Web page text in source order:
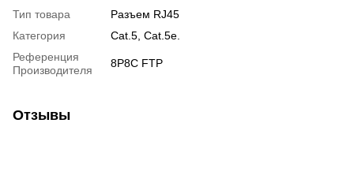
Тип товара
Разъем RJ45
Категория
Cat.5, Cat.5e.
Референция
Производителя
8P8C FTP
Отзывы